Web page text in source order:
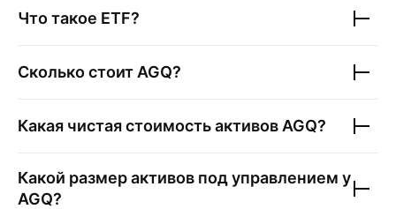
Что такое ETF?
Сколько стоит AGQ?
Какая чистая стоимость активов AGQ?
Какой размер активов под управлением у
AGQ?